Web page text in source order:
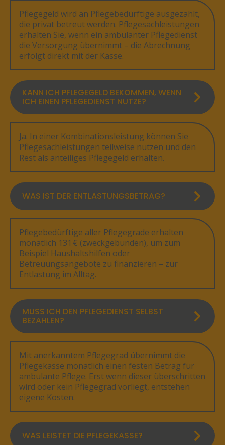
Pflegegeld wird an Pflegebedürftige ausgezahlt,
die privat betreut werden. Pflegesachleistungen
erhalten Sie, wenn ein ambulanter Pflegedienst
die Versorgung übernimmt – die Abrechnung
erfolgt direkt mit der Kasse.
KANN ICH PFLEGEGELD BEKOMMEN, WENN
ICH EINEN PFLEGEDIENST NUTZE?
Ja. In einer Kombinationsleistung können Sie
Pflegesachleistungen teilweise nutzen und den
Rest als anteiliges Pflegegeld erhalten.
WAS IST DER ENTLASTUNGSBETRAG?
Pflegebedürftige aller Pflegegrade erhalten
monatlich 131 € (zweckgebunden), um zum
Beispiel Haushaltshilfen oder
Betreuungsangebote zu finanzieren – zur
Entlastung im Alltag.
MUSS ICH DEN PFLEGEDIENST SELBST
BEZAHLEN?
Mit anerkanntem Pflegegrad übernimmt die
Pflegekasse monatlich einen festen Betrag für
ambulante Pflege. Erst wenn dieser überschritten
wird oder kein Pflegegrad vorliegt, entstehen
eigene Kosten.
WAS LEISTET DIE PFLEGEKASSE?